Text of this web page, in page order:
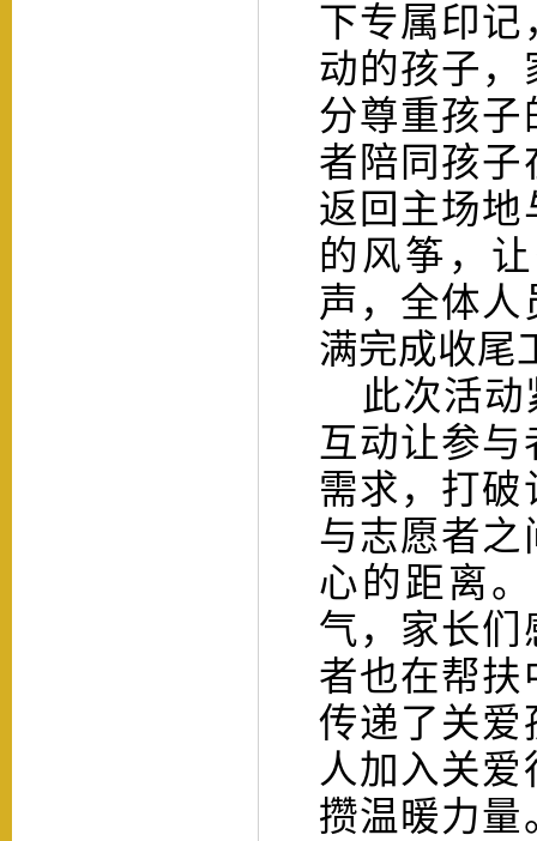
下专属印记
动的孩子，
分尊重孩子
者陪同孩子
返回主场地
的风筝，
声，全体
满完成收尾
此次活动
互动让参
需求，打
与志愿者之
心的距离
气，家长们
者也在帮扶
传递了关爱
人加入关
攒温暖力量